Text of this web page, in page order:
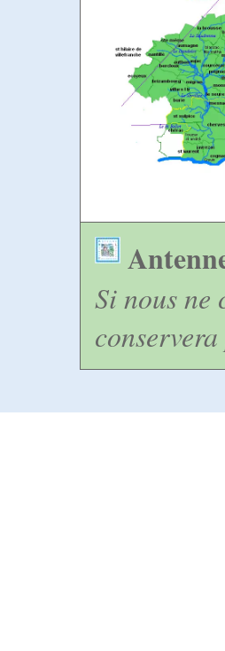
Si nous ne